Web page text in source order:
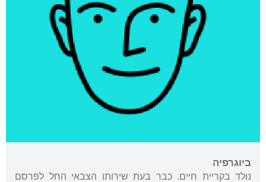
ביוגרפיה
נולד בקריית חיים. כבר בעת שירותו הצבאי החל לפרסם